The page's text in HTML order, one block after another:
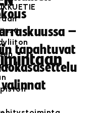
–
tapahtuvat